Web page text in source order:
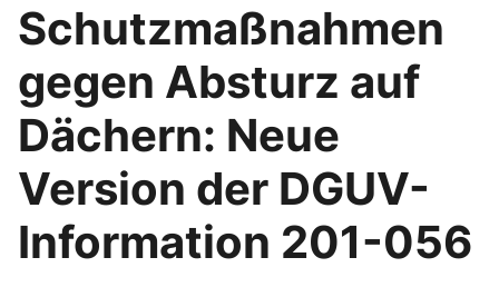
Schutzmaßnahmen
gegen Absturz auf
Dächern: Neue
Version der DGUV-
Information 201-056